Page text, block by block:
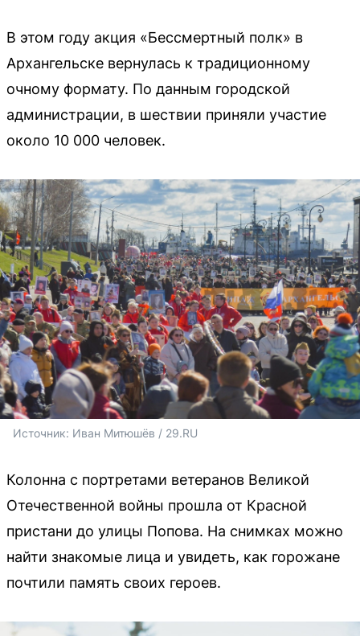
В этом году акция «Бессмертный полк» в
Архангельске вернулась к традиционному
очному формату. По данным городской
администрации, в шествии приняли участие
около 10 000 человек.
Источник: Иван Митюшёв / 29.RU
Колонна с портретами ветеранов Великой
Отечественной войны прошла от Красной
пристани до улицы Попова. На снимках можно
найти знакомые лица и увидеть, как горожане
почтили память своих героев.